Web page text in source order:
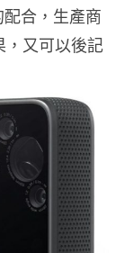
合，生產商
，又可以後記